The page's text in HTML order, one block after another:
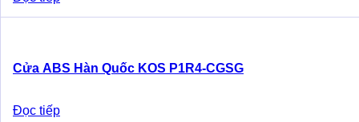
Cửa ABS Hàn Quốc KOS P1R4-CGSG
Đọc tiếp